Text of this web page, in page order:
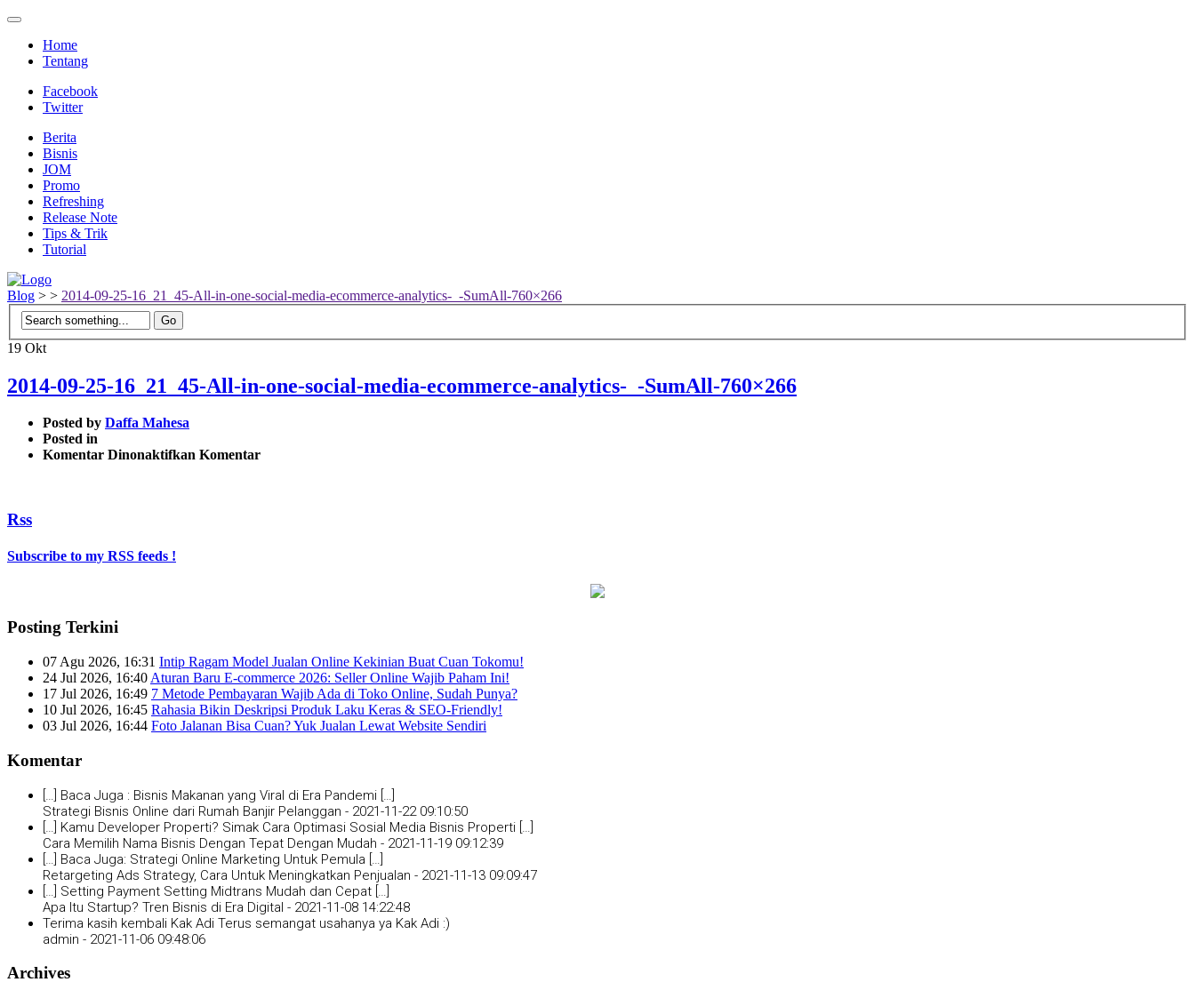
Home
Tentang
Facebook
Twitter
Berita
Bisnis
JOM
Promo
Refreshing
Release Note
Tips & Trik
Tutorial
Blog > > 2014-09-25-16_21_45-All-in-one-social-media-ecommerce-analytics-_-SumAll-760×266
19 Okt
2014-09-25-16_21_45-All-in-one-social-media-ecommerce-analytics-_-SumAll-760×266
Posted by Daffa Mahesa
Posted in
Komentar Dinonaktifkan pada
SumAll-
760×266
Komentar
Rss
Subscribe to my RSS feeds !
Posting Terkini
07 Agu 2026, 16:31 Intip Ragam Model Jualan Online Kekinian Buat Cuan Tokomu!
24 Jul 2026, 16:40 Aturan Baru E-commerce 2026: Seller Online Wajib Paham Ini!
17 Jul 2026, 16:49 7 Metode Pembayaran Wajib Ada di Toko Online, Sudah Punya?
10 Jul 2026, 16:45 Rahasia Bikin Deskripsi Produk Laku Keras & SEO-Friendly!
03 Jul 2026, 16:44 Foto Jalanan Bisa Cuan? Yuk Jualan Lewat Website Sendiri
Komentar
[…] Baca Juga : Bisnis Makanan yang Viral di Era Pandemi […]
Strategi Bisnis Online dari Rumah Banjir Pelanggan - 2021-11-22 09:10:50
[…] Kamu Developer Properti? Simak Cara Optimasi Sosial Media Bisnis Properti […]
Cara Memilih Nama Bisnis Dengan Tepat Dengan Mudah - 2021-11-19 09:12:39
[…] Baca Juga: Strategi Online Marketing Untuk Pemula […]
Retargeting Ads Strategy, Cara Untuk Meningkatkan Penjualan - 2021-11-13 09:09:47
[…] Setting Payment Setting Midtrans Mudah dan Cepat […]
Apa Itu Startup? Tren Bisnis di Era Digital - 2021-11-08 14:22:48
Terima kasih kembali Kak Adi Terus semangat usahanya ya Kak Adi :)
admin - 2021-11-06 09:48:06
Archives